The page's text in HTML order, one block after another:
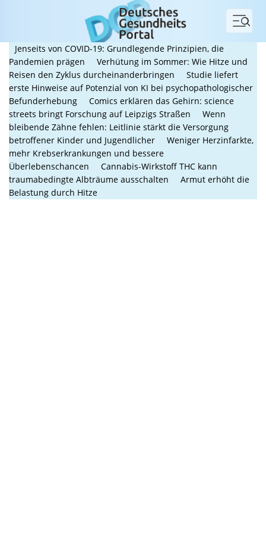
Menü
Jenseits von COVID-19: Grundlegende Prinzipien, die
Pandemien prägen
Verhütung im Sommer: Wie Hitze und
Reisen den Zyklus durcheinanderbringen
Studie liefert
erste Hinweise auf Potenzial von KI bei psychopathologischer
Befunderhebung
Comics erklären das Gehirn: science
streets bringt Forschung auf Leipzigs Straßen
Wenn
bleibende Zähne fehlen: Leitlinie stärkt die Versorgung
betroffener Kinder und Jugendlicher
Weniger Herzinfarkte,
mehr Krebserkrankungen und bessere
Überlebenschancen
Cannabis-Wirkstoff THC kann
traumabedingte Albträume ausschalten
Armut erhöht die
Belastung durch Hitze